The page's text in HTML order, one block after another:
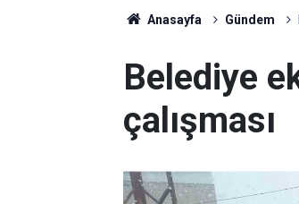
Anasayfa Gündem
Belediye
çalışması